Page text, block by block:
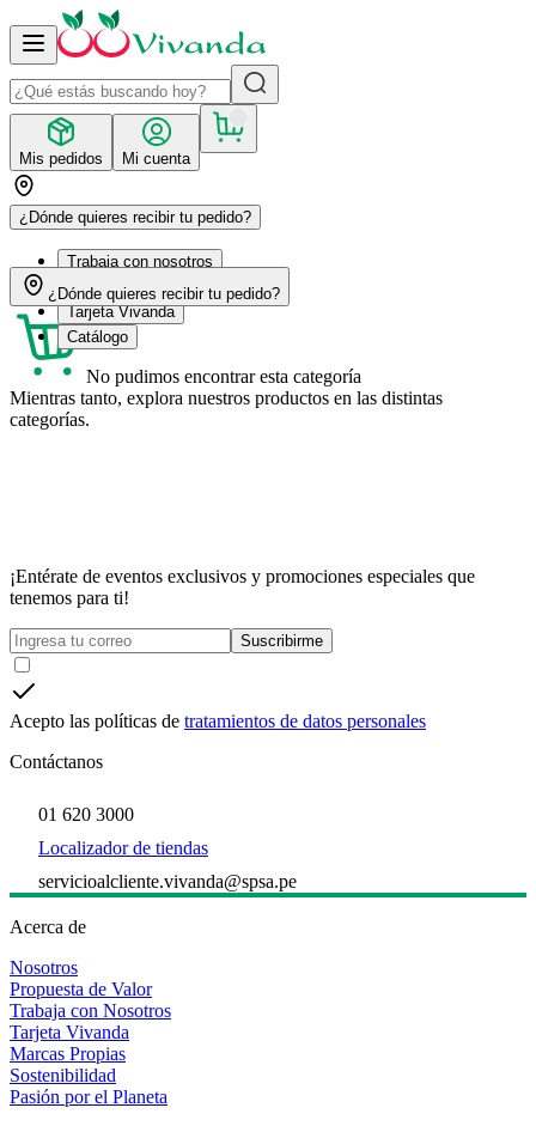
Mis pedidos Mi cuenta
¿Dónde quieres recibir tu pedido?
Trabaja con nosotros
Recetas
Tarjeta Vivanda
Catálogo
¿Dónde quieres recibir tu pedido?
No pudimos encontrar esta categoría
Mientras tanto, explora nuestros productos en las distintas
categorías.
¡Entérate de eventos exclusivos y promociones especiales que
tenemos para ti!
Suscribirme
Acepto las políticas de tratamientos de datos personales
Contáctanos
01 620 3000
Localizador de tiendas
servicioalcliente.vivanda@spsa.pe
Acerca de
Nosotros
Propuesta de Valor
Trabaja con Nosotros
Tarjeta Vivanda
Marcas Propias
Sostenibilidad
Pasión por el Planeta